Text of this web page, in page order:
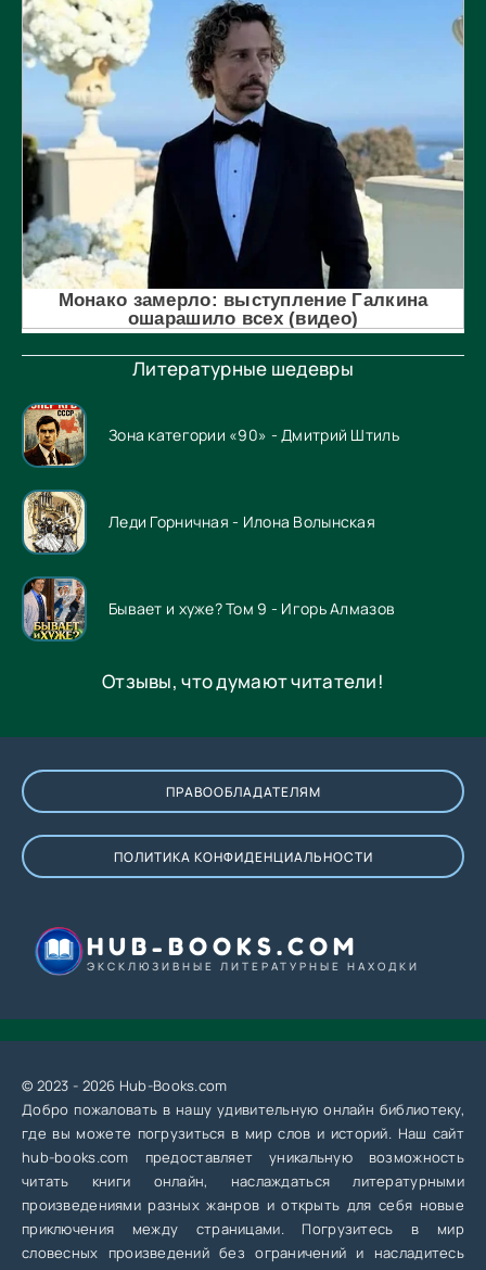
Литературные шедевры
Зона категории «90» - Дмитрий Штиль
Леди Горничная - Илона Волынская
Бывает и хуже? Том 9 - Игорь Алмазов
Отзывы, что думают читатели!
ПРАВООБЛАДАТЕЛЯМ
ПОЛИТИКА КОНФИДЕНЦИАЛЬНОСТИ
HUB-BOOKS.COM
ЭКСКЛЮЗИВНЫЕ ЛИТЕРАТУРНЫЕ НАХОДКИ
© 2023 - 2026 Hub-Books.com
Добро пожаловать в нашу удивительную онлайн библиотеку,
где вы можете погрузиться в мир слов и историй. Наш сайт
hub-books.com предоставляет уникальную возможность
читать книги онлайн, наслаждаться литературными
произведениями разных жанров и открыть для себя новые
приключения между страницами. Погрузитесь в мир
словесных произведений без ограничений и насладитесь